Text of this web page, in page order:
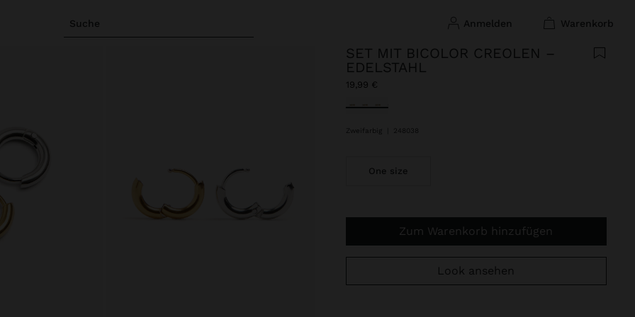
Suche anmelden warenkorb
SET MIT BICOLOR CREOLEN –
EDELSTAHL
19,99 €
ausgewählt
Zweifarbig 248038
One size
Zum Warenkorb hinzufügen
Look ansehen